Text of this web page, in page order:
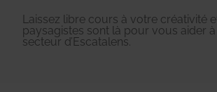
Laissez libre cours à votre créativité
paysagistes sont là pour vous aider
secteur d’Escatalens.